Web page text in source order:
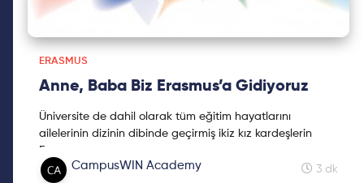
ERASMUS
Anne, Baba Biz Erasmus’a Gidiyoruz
Üniversite de dahil olarak tüm eğitim hayatlarını
ailelerinin dizinin dibinde geçirmiş ikiz kız kardeşlerin
Erasmus
maceraları ve tüm tavsiyeleri bu yazıda!
CampusWIN Academy 3 dk